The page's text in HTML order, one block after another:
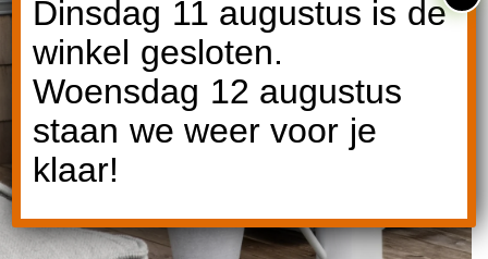
Dinsdag 11 augustus is de
winkel gesloten.
Woensdag 12 augustus
staan we weer voor je
klaar!